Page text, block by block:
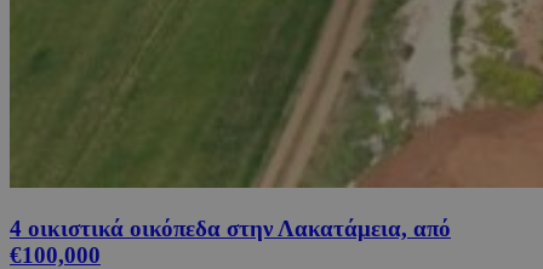
4 οικιστικά οικόπεδα στην Λακατάμεια, από
€100,000